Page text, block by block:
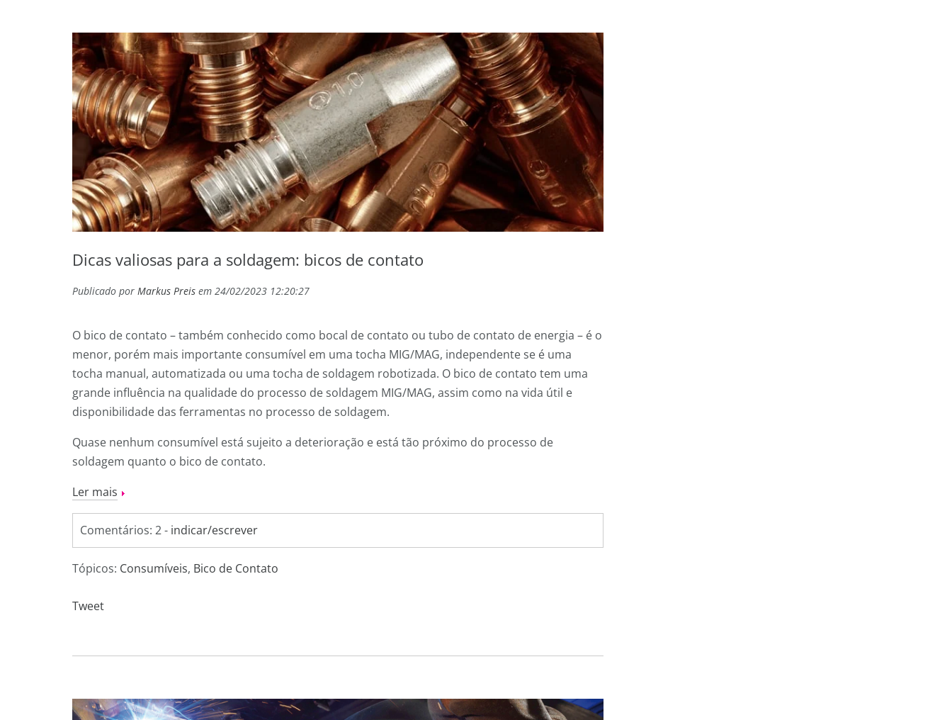
Dicas valiosas para a soldagem: bicos de contato
Publicado por Markus Preis em 24/02/2023 12:20:27
O bico de contato – também conhecido como bocal de contato ou tubo de contato de energia – é o
menor, porém mais importante consumível em uma tocha MIG/MAG, independente se é uma
tocha manual, automatizada ou uma tocha de soldagem robotizada. O bico de contato tem uma
grande influência na qualidade do processo de soldagem MIG/MAG, assim como na vida útil e
disponibilidade das ferramentas no processo de soldagem.
Quase nenhum consumível está sujeito a deterioração e está tão próximo do processo de
soldagem quanto o bico de contato.
Ler mais
Comentários: 2 - indicar/escrever
Tópicos: Consumíveis, Bico de Contato
Tweet